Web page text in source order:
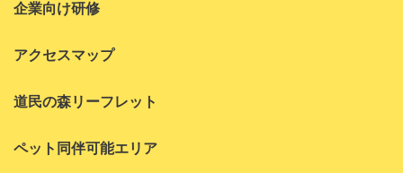
企業向け研修
アクセスマップ
道民の森リーフレット
ペット同伴可能エリア